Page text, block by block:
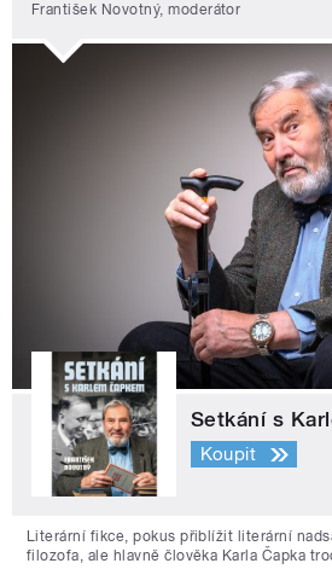
František Novotný, moderátor
Setkání s
Koupit
Literární fikce, pokus přiblížit literární
filozofa, ale hlavně člověka Karla Čapka